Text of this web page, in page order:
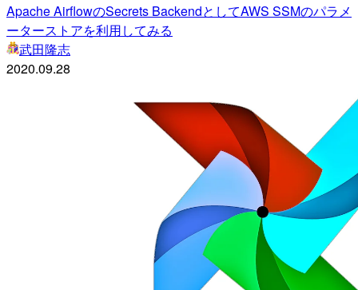
Apache AirflowのSecrets BackendとしてAWS SSMのパラメ
ーターストアを利用してみる
武田隆志
2020.09.28